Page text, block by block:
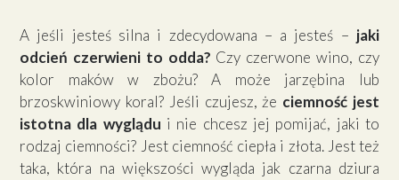
A jeśli jesteś silna i zdecydowana – a jesteś – jaki
odcień czerwieni to odda? Czy czerwone wino, czy
kolor maków w zbożu? A może jarzębina lub
brzoskwiniowy koral? Jeśli czujesz, że ciemność jest
istotna dla wyglądu i nie chcesz jej pomijać, jaki to
rodzaj ciemności? Jest ciemność ciepła i złota. Jest też
taka, która na większości wygląda jak czarna dziura